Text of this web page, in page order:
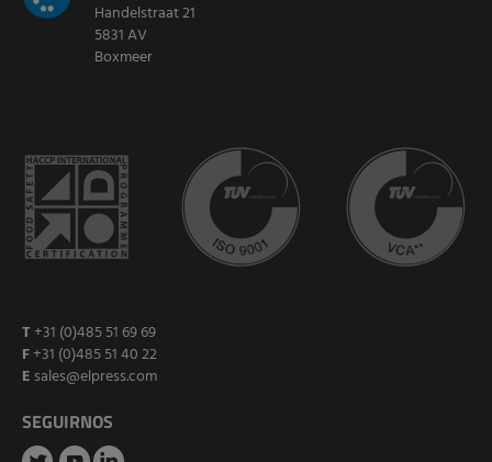
Handelstraat 21
5831 AV
Boxmeer
T +31 (0)485 51 69 69
F+31 (0)485 51 40 22
E sales@elpress.com
SEGUIRNOS